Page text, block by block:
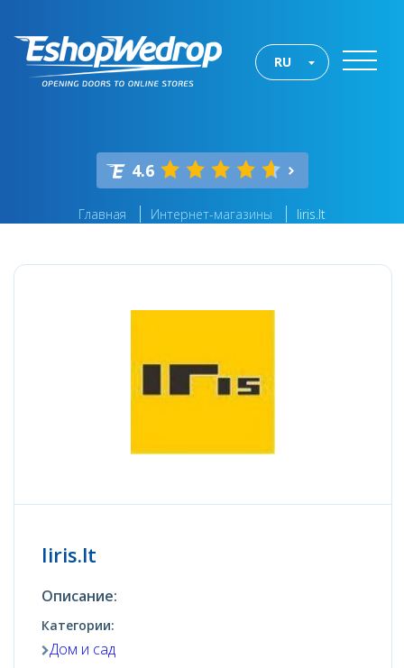
RU
4.6
Главная Интернет-магазины Iiris.lt
Iiris.lt
Описание:
Категории:
Дом и сад